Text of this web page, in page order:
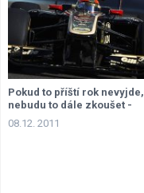
Pokud to příští rok nevyjde,
nebudu to dále zkoušet -
Grosjean
08.12. 2011